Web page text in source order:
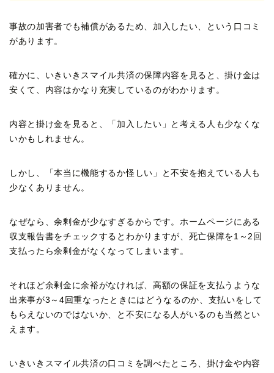
事故の加害者でも補償があるため、加入したい、という口コミ
があります。
確かに、いきいきスマイル共済の保障内容を見ると、掛け金は
安くて、内容はかなり充実しているのがわかります。
内容と掛け金を見ると、「加入したい」と考える人も少なくな
いかもしれません。
しかし、「本当に機能するか怪しい」と不安を抱えている人も
少なくありません。
なぜなら、余剰金が少なすぎるからです。ホームページにある
収支報告書をチェックするとわかりますが、死亡保障を1～2回
支払ったら余剰金がなくなってしまいます。
それほど余剰金に余裕がなければ、高額の保証を支払うような
出来事が3～4回重なったときにはどうなるのか、支払いをして
もらえないのではないか、と不安になる人がいるのも当然とい
えます。
いきいきスマイル共済の口コミを調べたところ、掛け金や内容